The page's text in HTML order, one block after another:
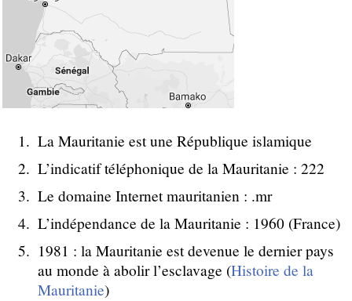
La Mauritanie est une République islamique
L’indicatif téléphonique de la Mauritanie : 222
Le domaine Internet mauritanien : .mr
L’indépendance de la Mauritanie : 1960 (France)
1981 : la Mauritanie est devenue le dernier pays
au monde à abolir l’esclavage (Histoire de la
Mauritanie)